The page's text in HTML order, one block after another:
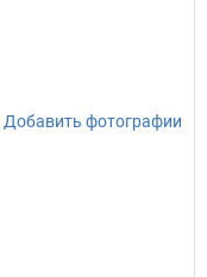
Добавить фотографии